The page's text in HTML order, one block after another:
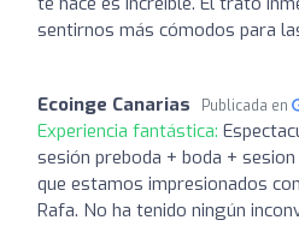
sentirnos más cómodos para
Ecoinge Canarias Publicada en
Experiencia fantástica:
sesión preboda + boda +
que estamos impresionados
Rafa. No ha tenido ningún